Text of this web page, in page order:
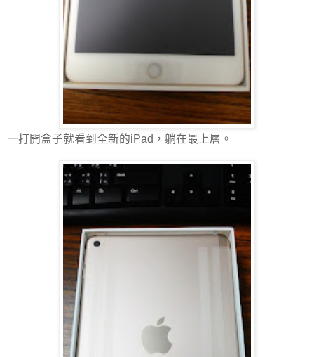
一打開盒子就看到全新的iPad，躺在最上層。